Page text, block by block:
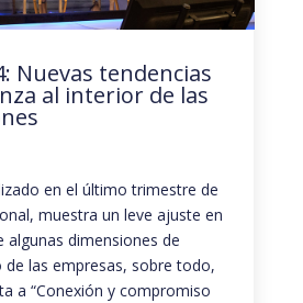
Nuevas tendencias
al interior de las
en el último trimestre de
muestra un leve ajuste en
algunas dimensiones de
las empresas, sobre todo,
a “Conexión y compromiso